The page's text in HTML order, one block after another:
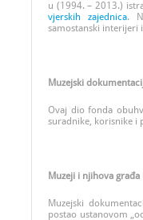
u (1994. – 2013.)
vjerskih zajednica.
samostanski interijeri
Muzejski
Ovaj dio fonda
suradnike, korisnike i
Muzeji i njihova
Muzejski
postao ustanovom